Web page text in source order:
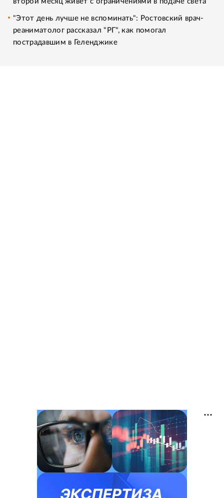
"Этот день лучше не вспоминать": Ростовский врач-
реаниматолог рассказал "РГ", как помогал
пострадавшим в Геленджике